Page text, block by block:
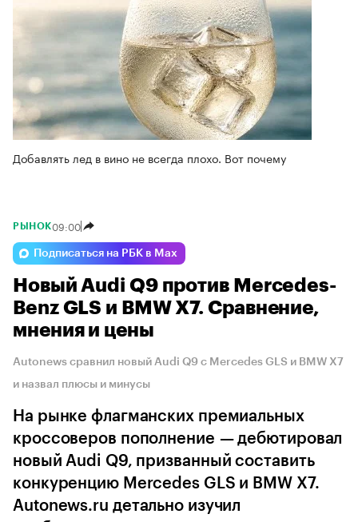
Добавлять лед в вино не всегда плохо. Вот почему
РЫНОК09:00
Подписаться на РБК в Max
Новый Audi Q9 против Mercedes-
Benz GLS и BMW X7. Сравнение,
мнения и цены
Autonews сравнил новый Audi Q9 с Mercedes GLS и BMW X7
и назвал плюсы и минусы
На рынке флагманских премиальных
кроссоверов пополнение — дебютировал
новый Audi Q9, призванный составить
конкуренцию Mercedes GLS и BMW X7.
Autonews.ru детально изучил